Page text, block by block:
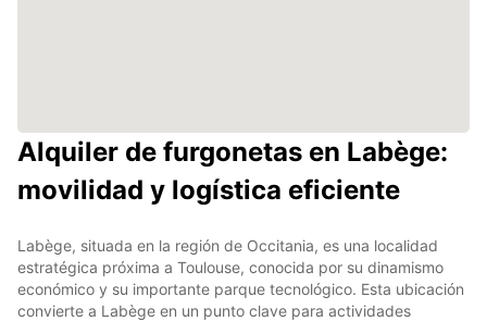
Alquiler de furgonetas en Labège:
movilidad y logística eficiente
Labège, situada en la región de Occitania, es una localidad
estratégica próxima a Toulouse, conocida por su dinamismo
económico y su importante parque tecnológico. Esta ubicación
convierte a Labège en un punto clave para actividades